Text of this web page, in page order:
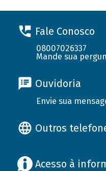
Fale Conosco
08007026337
Mande sua
Ouvidoria
Envie sua
Outros
Acesso à